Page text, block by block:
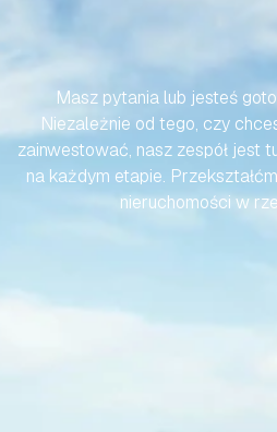
Masz pytania lub jesteś
Niezależnie od tego, czy
zainwestować, nasz zespół jest
na każdym etapie.
nieruchomości w